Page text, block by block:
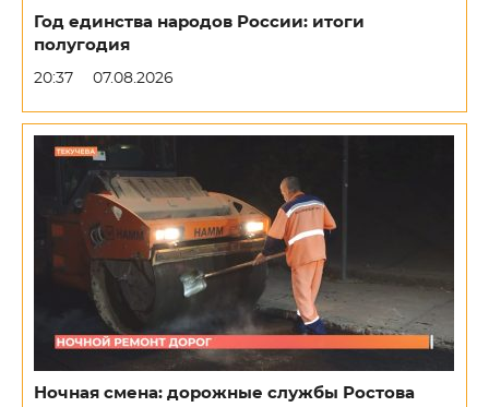
Год единства народов России: итоги
полугодия
20:37 07.08.2026
Ночная смена: дорожные службы Ростова